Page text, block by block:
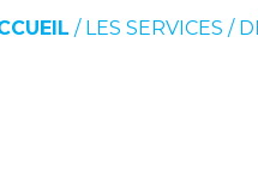
/ LES SERVICES /